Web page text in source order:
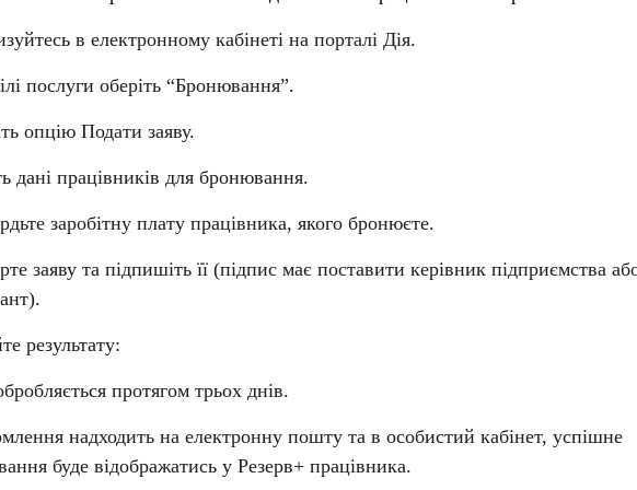
в електронному кабінеті на порталі Дія.
послуги оберіть “Бронювання”.
опцію Подати заяву.
дані працівників для бронювання.
заробітну плату працівника, якого бронюєте.
заяву та підпишіть її (підпис має поставити керівник підприємства
результату:
протягом трьох днів.
надходить на електронну пошту та в особистий кабінет, успішне
буде відображатись у Резерв+ працівника.